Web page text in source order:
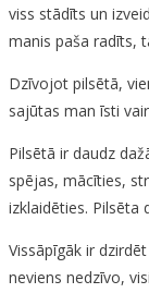
viss stādīts un
manis paša radīts,
Dzīvojot pilsētā,
sajūtas man īsti
Pilsētā ir daudz
spējas, mācīties,
izklaidēties. Pilsēta
Vissāpīgāk ir
neviens nedzīvo,